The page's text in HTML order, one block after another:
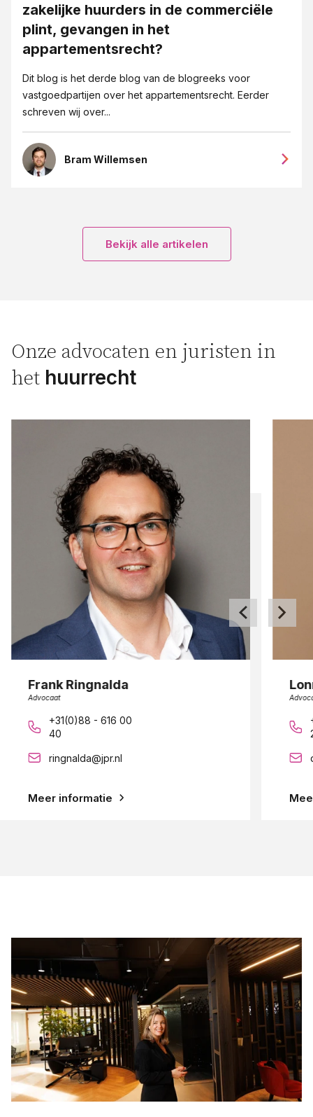
zakelijke huurders in de commerciële
plint, gevangen in het
appartementsrecht?
Dit blog is het derde blog van de blogreeks voor
vastgoedpartijen over het appartementsrecht. Eerder
schreven wij over...
Bram Willemsen
Bekijk alle artikelen
Onze advocaten en juristen in
het huurrecht
Frank Ringnalda
Advocaat
+31(0)88 - 616 00
40
ringnalda@jpr.nl
Meer informatie